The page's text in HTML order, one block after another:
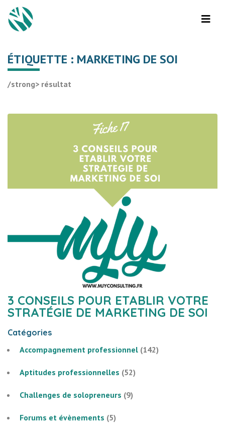
ÉTIQUETTE : MARKETING DE SOI
/strong> résultat
3 CONSEILS POUR ETABLIR VOTRE
STRATÉGIE DE MARKETING DE SOI
Catégories
Accompagnement professionnel (142)
Aptitudes professionnelles (52)
Challenges de solopreneurs (9)
Forums et évènements (5)